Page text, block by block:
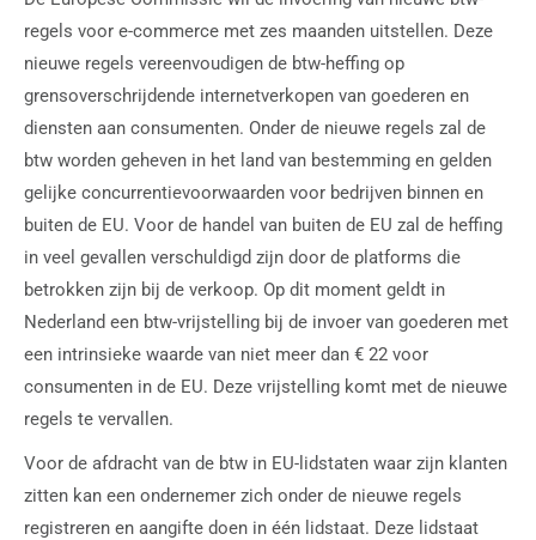
regels voor e-commerce met zes maanden uitstellen. Deze
nieuwe regels vereenvoudigen de btw-heffing op
grensoverschrijdende internetverkopen van goederen en
diensten aan consumenten. Onder de nieuwe regels zal de
btw worden geheven in het land van bestemming en gelden
gelijke concurrentievoorwaarden voor bedrijven binnen en
buiten de EU. Voor de handel van buiten de EU zal de heffing
in veel gevallen verschuldigd zijn door de platforms die
betrokken zijn bij de verkoop. Op dit moment geldt in
Nederland een btw-vrijstelling bij de invoer van goederen met
een intrinsieke waarde van niet meer dan € 22 voor
consumenten in de EU. Deze vrijstelling komt met de nieuwe
regels te vervallen.
Voor de afdracht van de btw in EU-lidstaten waar zijn klanten
zitten kan een ondernemer zich onder de nieuwe regels
registreren en aangifte doen in één lidstaat. Deze lidstaat